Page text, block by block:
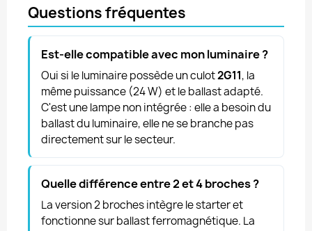
Questions fréquentes
Est-elle compatible avec mon luminaire ?
Oui si le luminaire possède un culot2G11, la
même puissance (24 W) et le ballast adapté.
C'est une lampe non intégrée : elle a besoin du
ballast du luminaire, elle ne se branche pas
directement sur le secteur.
Quelle différence entre 2 et 4 broches ?
La version 2 broches intègre le starter et
fonctionne sur ballast ferromagnétique. La